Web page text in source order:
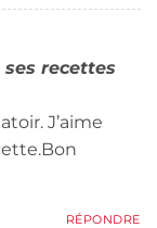
recettes
J’aime
RÉPONDRE